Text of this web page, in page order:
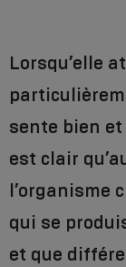
Lorsqu’elle
sente bien
est clair
l’organisme
qui se
et que